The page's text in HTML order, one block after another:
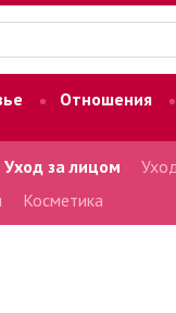
Отношения
Уход за лицом
Косметика